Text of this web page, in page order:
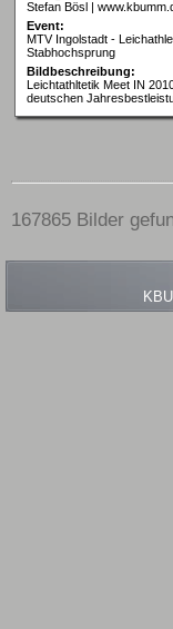
Stefan Bösl |
Event:
MTV Ingolstadt -
Stabhochsprung
Bildbeschreibung:
Leichtathltetik Meet IN
deutschen
167865 Bilder